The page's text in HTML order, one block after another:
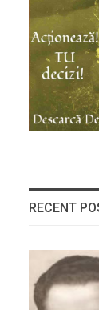
RECENT